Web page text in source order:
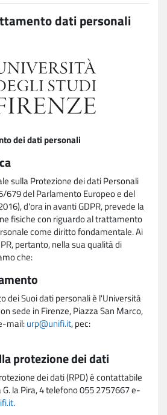
dati personali
dei dati personali
sulla Protezione dei dati Personali
679 del Parlamento Europeo e del
d'ora in avanti GDPR, prevede la
fisiche con riguardo al trattamento
come diritto fondamentale. Ai
pertanto, nella sua qualità di
che:
dei Suoi dati personali è l'Università
sede in Firenze, Piazza San Marco,
mail:urp@unifi.it, pec:
protezione dei dati
dei dati (RPD) è contattabile
la Pira, 4 telefono 055 2757667 e-
.